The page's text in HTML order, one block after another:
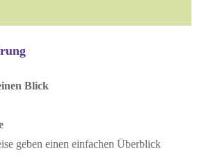
Blick
geben einen einfachen Überblick